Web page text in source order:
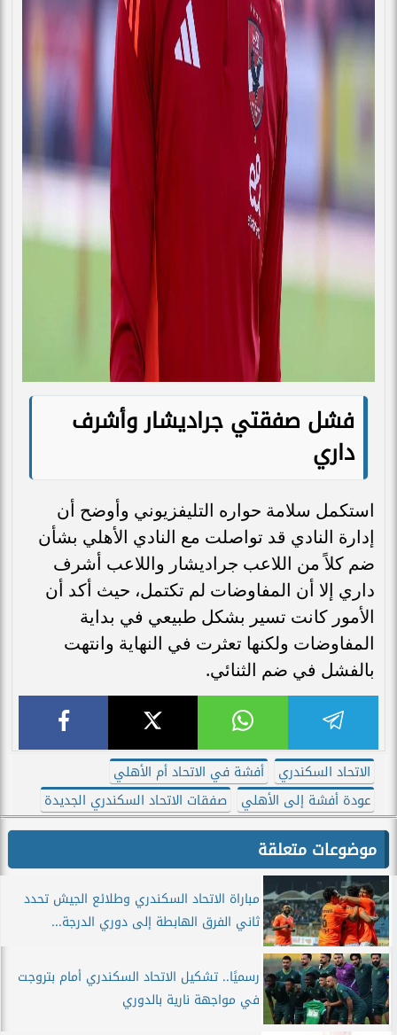
فشل صفقتي جراديشار وأشرف
داري
استكمل سلامة حواره التليفزيوني وأوضح أن
إدارة النادي قد تواصلت مع النادي الأهلي بشأن
ضم كلاً من اللاعب جراديشار واللاعب أشرف
داري إلا أن المفاوضات لم تكتمل، حيث أكد أن
الأمور كانت تسير بشكل طبيعي في بداية
المفاوضات ولكنها تعثرت في النهاية وانتهت
بالفشل في ضم الثنائي.
الاتحاد السكندري
أفشة في الاتحاد أم الأهلي
عودة أفشة إلى الأهلي
صفقات الاتحاد السكندري الجديدة
موضوعات متعلقة
مباراة الاتحاد السكندري وطلائع الجيش تحدد
ثاني الفرق الهابطة إلى دوري الدرجة...
رسميًا.. تشكيل الاتحاد السكندري أمام بتروجت
في مواجهة نارية بالدوري